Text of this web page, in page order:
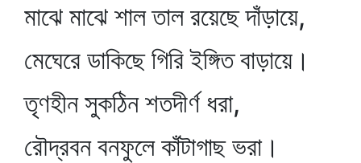
মাঝে মাঝে শাল তাল রয়েছে দাঁড়ায়ে,
মেঘেরে ডাকিছে গিরি ইঙ্গিত বাড়ায়ে।
তৃণহীন সুকঠিন শতদীর্ণ ধরা,
রৌদ্রবন বনফুলে কাঁটাগাছ ভরা।